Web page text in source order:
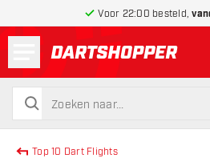
Voor 22:00 besteld,
terug naar home
zoeken
zoeken
Top 10 Dart Flights